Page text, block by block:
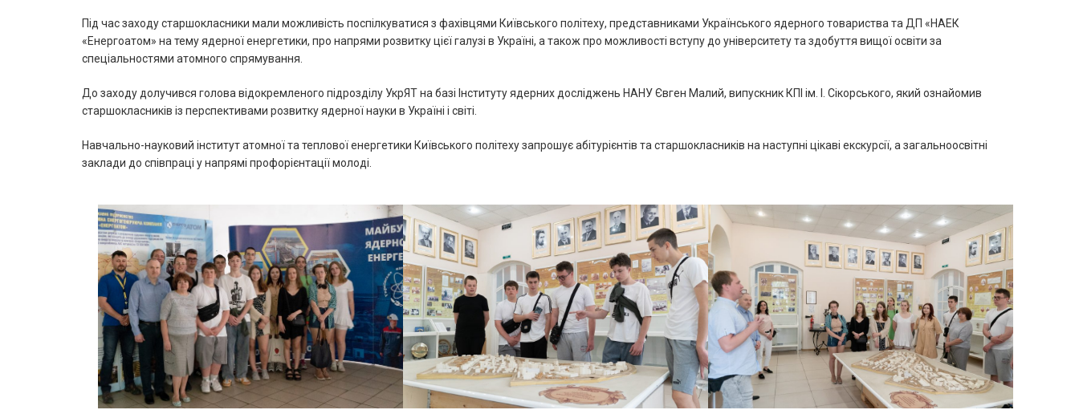
Під час заходу старшокласники мали можливість поспілкуватися з фахівцями Київського політеху, представниками Українського ядерного товариства та ДП «НАЕК
«Енергоатом» на тему ядерної енергетики, про напрями розвитку цієї галузі в Україні, а також про можливості вступу до університету та здобуття вищої освіти за
спеціальностями атомного спрямування.
До заходу долучився голова відокремленого підрозділу УкрЯТ на базі Інституту ядерних досліджень НАНУ Євген Малий, випускник КПІ ім. І. Сікорського, який ознайомив
старшокласників із перспективами розвитку ядерної науки в Україні і світі.
Навчально-науковий інститут атомної та теплової енергетики Київського політеху запрошує абітурієнтів та старшокласників на наступні цікаві екскурсії, а загальноосвітні
заклади до співпраці у напрямі профорієнтації молоді.